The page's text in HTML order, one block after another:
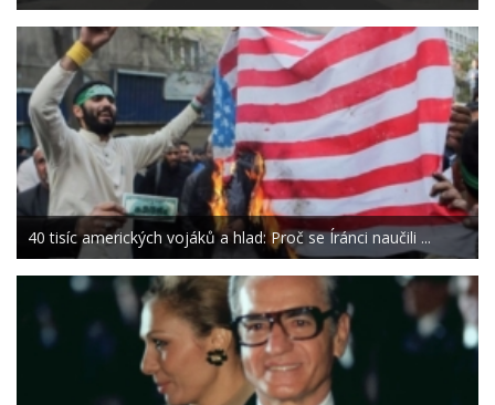
40 tisíc amerických vojáků a hlad: Proč se Íránci naučili ...